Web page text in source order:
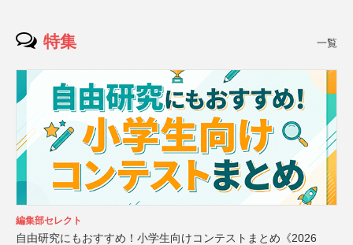
特集 一覧
編集部セレクト
自由研究にもおすすめ！小学生向けコンテストまとめ《2026